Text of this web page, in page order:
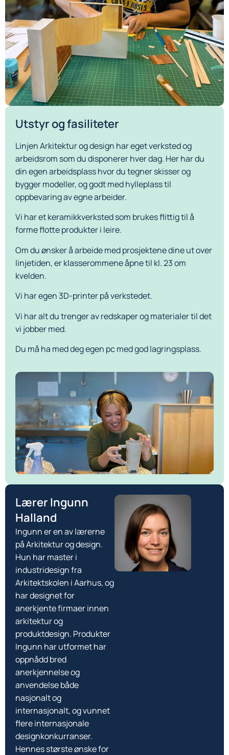
Utstyr og fasiliteter
Linjen Arkitektur og design har eget verksted og
arbeidsrom som du disponerer hver dag. Her har du
din egen arbeidsplass hvor du tegner skisser og
bygger modeller, og godt med hylleplass til
oppbevaring av egne arbeider.
Vi har et keramikkverksted som brukes flittig til å
forme flotte produkter i leire.
Om du ønsker å arbeide med prosjektene dine ut over
linjetiden, er klasserommene åpne til kl. 23 om
kvelden.
Vi har egen 3D-printer på verkstedet.
Vi har alt du trenger av redskaper og materialer til det
vi jobber med.
Du må ha med deg egen pc med god lagringsplass.
Lærer Ingunn
Halland
Ingunn er en av lærerne
på Arkitektur og design.
Hun har master i
industridesign fra
Arkitektskolen i Aarhus, og
har designet for
anerkjente firmaer innen
arkitektur og
produktdesign. Produkter
Ingunn har utformet har
oppnådd bred
anerkjennelse og
anvendelse både
nasjonalt og
internasjonalt, og vunnet
flere internasjonale
designkonkurranser.
Hennes største ønske for